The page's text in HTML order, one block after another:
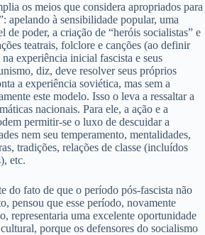
os meios que considera apropriados para
apelando à sensibilidade popular, uma
de poder, a criação de “heróis socialistas” e
teatrais, folclore e canções (ao definir
experiência inicial fascista e seus
diz, deve resolver seus próprios
a experiência soviética, mas sem a
este modelo. Isso o leva a ressaltar a
nacionais. Para ele, a ação e a
permitir-se o luxo de descuidar a
nem seu temperamento, mentalidades,
tradições, relações de classe (incluídos
etc.
do fato de que o período pós-fascista não
pensou que esse período, novamente
representaria uma excelente oportunidade
porque os defensores do socialismo